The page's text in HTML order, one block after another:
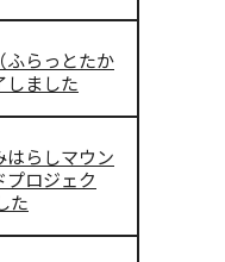
らっとたか
しました
らしマウン
ロジェク
た